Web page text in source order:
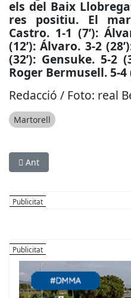
els del Baix
res positiu. El
Castro. 1-1 (7’):
(12’): Álvaro. 3-2
(32’): Gensuke. 5-2
Roger Bermusell. 5-4
Redacció / Foto: real
Martorell
Article anterior: ESPORTS
Ant